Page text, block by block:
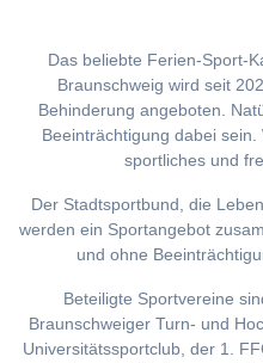
Das beliebte Ferien-Sport-
Braunschweig wird seit
Behinderung angeboten.
Beeinträchtigung dabei
sportliches und
Der Stadtsportbund, die
werden ein Sportangebot
und ohne
Beteiligte Sportvereine
Braunschweiger Turn- und
Universitätssportclub, der 1.